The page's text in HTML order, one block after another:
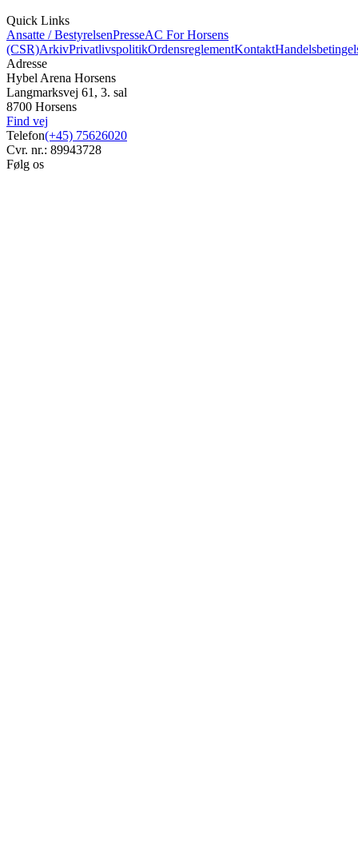
Quick Links
Ansatte / BestyrelsenPresseAC For Horsens
(CSR)ArkivPrivatlivspolitikOrdensreglementKontakt
Adresse
Hybel Arena Horsens
Langmarksvej 61, 3. sal
8700 Horsens
Find vej
Telefon(+45) 75626020
Cvr. nr.: 89943728
Følg os